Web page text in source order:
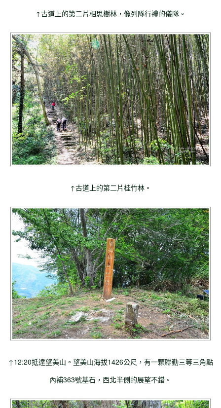
↑古道上的第二片相思樹林，像列隊行禮的儀隊。
↑古道上的第二片桂竹林。
↑12:20抵達望美山。望美山海拔1426公尺，有一顆聯勤三等三角點
內補363號基石，西北半側的展望不錯。